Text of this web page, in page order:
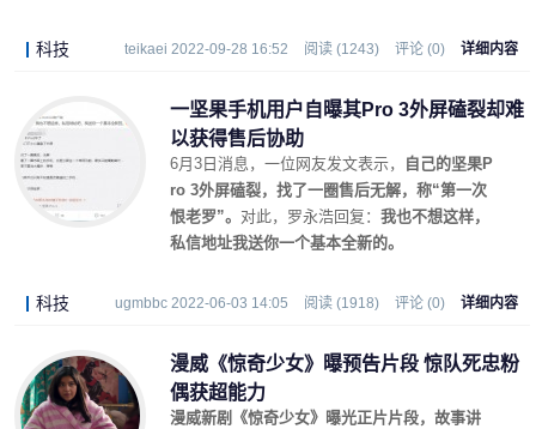
科技 teikaei 2022-09-28 16:52 阅读 (1243) 评论 (0) 详细内容
一坚果手机用户自曝其Pro 3外屏磕裂却难
以获得售后协助
6月3日消息，一位网友发文表示，
自己的坚果P
ro 3外屏磕裂，找了一圈售后无解，称“第一次
恨老罗”。 对此，罗永浩回复： 我也不想这样，
私信地址我送你一个基本全新的。
科技 ugmbbc 2022-06-03 14:05 阅读 (1918) 评论 (0) 详细内容
漫威《惊奇少女》曝预告片段 惊队死忠粉
偶获超能力
漫威新剧《惊奇少女》曝光正片片段，故事讲